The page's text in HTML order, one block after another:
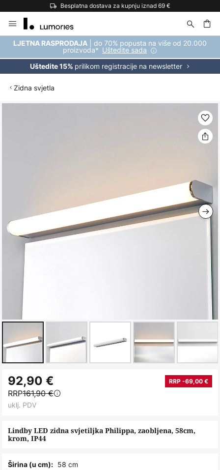
Besplatna dostava za kupnju iznad 69 €
to
Content
LJETNA RASPRODAJA | do 70% popusta na više od 20.000
proizvoda* Uštedite sada
Uštedite 15% prilikom registracije na newsletter
Zidna svjetla
to
the
beginning
the
images
Lindby LED zidna svjetiljka Philippa, zaobljena, 58cm,
krom, IP44
92,90 € RRP -69,00 €
RRP161,90 €
uklj. PDV
Širina (u cm): 58 cm